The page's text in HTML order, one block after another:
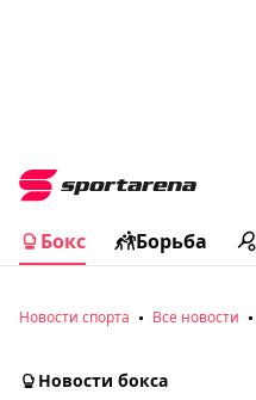
Бокс Борьба
Новости спорта Все новости
Новости бокса